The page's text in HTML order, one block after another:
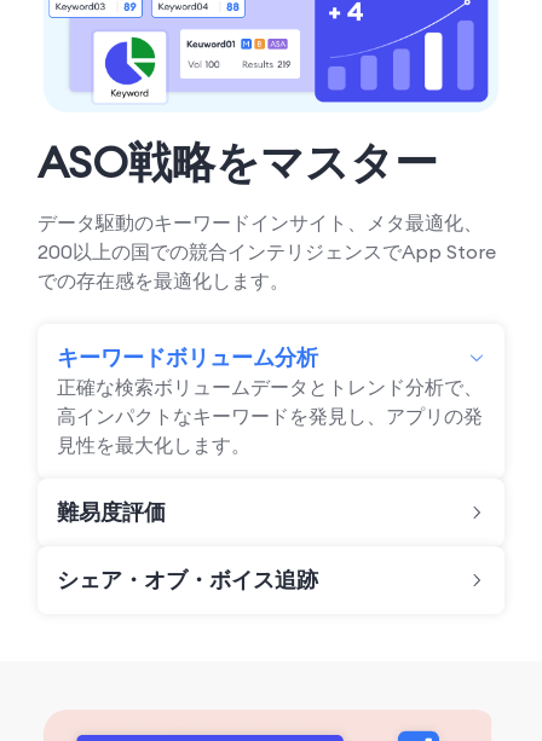
ASO戦略をマスター
データ駆動のキーワードインサイト、メタ最適化、
200以上の国での競合インテリジェンスでApp Store
での存在感を最適化します。
キーワードボリューム分析
正確な検索ボリュームデータとトレンド分析で、
高インパクトなキーワードを発見し、アプリの発
見性を最大化します。
難易度評価
シェア・オブ・ボイス追跡